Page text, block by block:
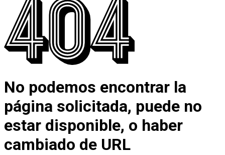
No podemos encontrar la
página solicitada, puede no
estar disponible, o haber
cambiado de URL